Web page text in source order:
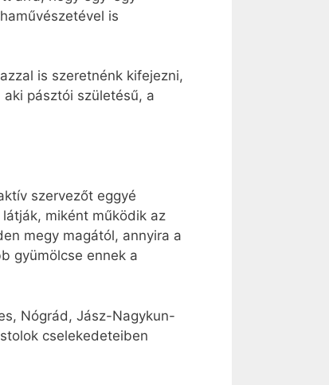
is
is szeretnénk kifejezni,
pásztói születésű, a
szervezőt eggyé
miként működik az
megy magától, annyira a
gyümölcse ennek a
Nógrád, Jász-Nagykun-
cselekedeteiben